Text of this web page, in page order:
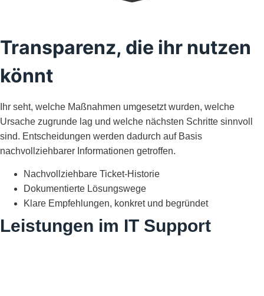
Transparenz, die ihr nutzen
könnt
Ihr seht, welche Maßnahmen umgesetzt wurden, welche
Ursache zugrunde lag und welche nächsten Schritte sinnvoll
sind. Entscheidungen werden dadurch auf Basis
nachvollziehbarer Informationen getroffen.
Nachvollziehbare Ticket-Historie
Dokumentierte Lösungswege
Klare Empfehlungen, konkret und begründet
Leistungen im IT Support